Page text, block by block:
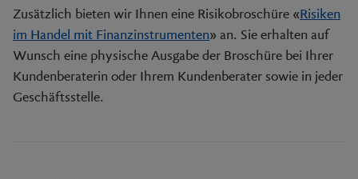
Zusätzlich bieten wir Ihnen eine Risikobroschüre «Risiken
im Handel mit Finanzinstrumenten» an. Sie erhalten auf
Wunsch eine physische Ausgabe der Broschüre bei Ihrer
Kundenberaterin oder Ihrem Kundenberater sowie in jeder
Geschäftsstelle.